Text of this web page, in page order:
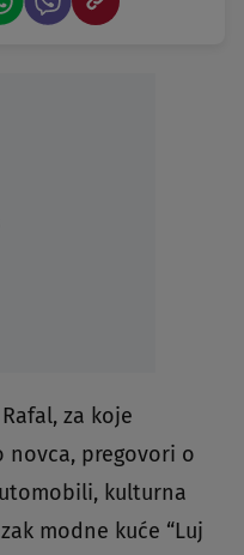
za koje
novca, pregovori o
kulturna
modne kuće “Luj